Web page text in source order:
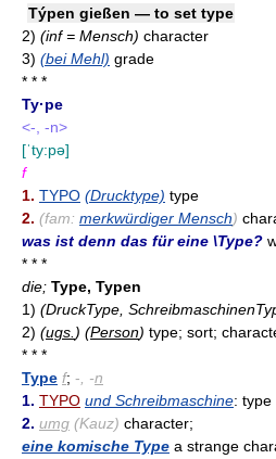
Týpen gießen — to set type
2) (inf = Mensch) character
3) (bei Mehl) grade
* * *
Ty·pe
<-, -n>
[ˈty:pə]
f
1. TYPO (Drucktype) type
2. (fam: merkwürdiger Mensch)
was ist denn das für eine \Type?
* * *
die; Type, Typen
1) (DruckType,
2) (ugs. ) (Person) type; sort;
* * *
Type f; - , -n
1. TYPO und Schreibmaschine: type
2. umg (Kauz) character;
eine komische Type a strange